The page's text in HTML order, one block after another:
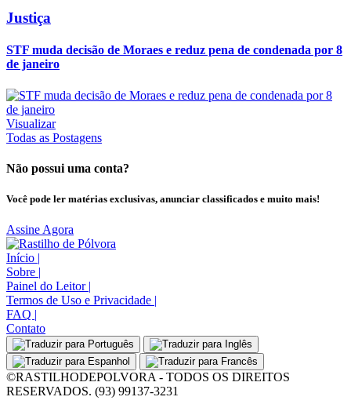
Justiça
STF muda decisão de Moraes e reduz pena de condenada por 8
de janeiro
Visualizar
Todas as Postagens
Não possui uma conta?
Você pode ler matérias exclusivas, anunciar classificados e muito mais!
Assine Agora
Início |
Sobre |
Painel do Leitor |
Termos de Uso e Privacidade |
FAQ |
Contato
©RASTILHODEPOLVORA - TODOS OS DIREITOS
RESERVADOS. (93) 99137-3231